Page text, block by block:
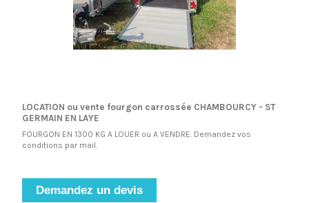
LOCATION ou vente fourgon carrossée CHAMBOURCY - ST
GERMAIN EN LAYE
FOURGON EN 1300 KG A LOUER ou A VENDRE. Demandez vos
conditions par mail.
Demandez un devis